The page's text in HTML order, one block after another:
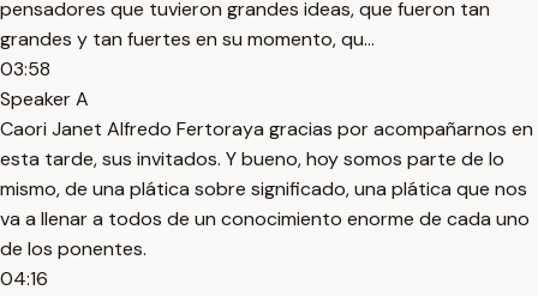
pensadores que tuvieron grandes ideas, que fueron tan
grandes y tan fuertes en su momento, qu...
03:58
Speaker A
Caori Janet Alfredo Fertoraya gracias por acompañarnos en
esta tarde, sus invitados. Y bueno, hoy somos parte de lo
mismo, de una plática sobre significado, una plática que nos
va a llenar a todos de un conocimiento enorme de cada uno
de los ponentes.
04:16